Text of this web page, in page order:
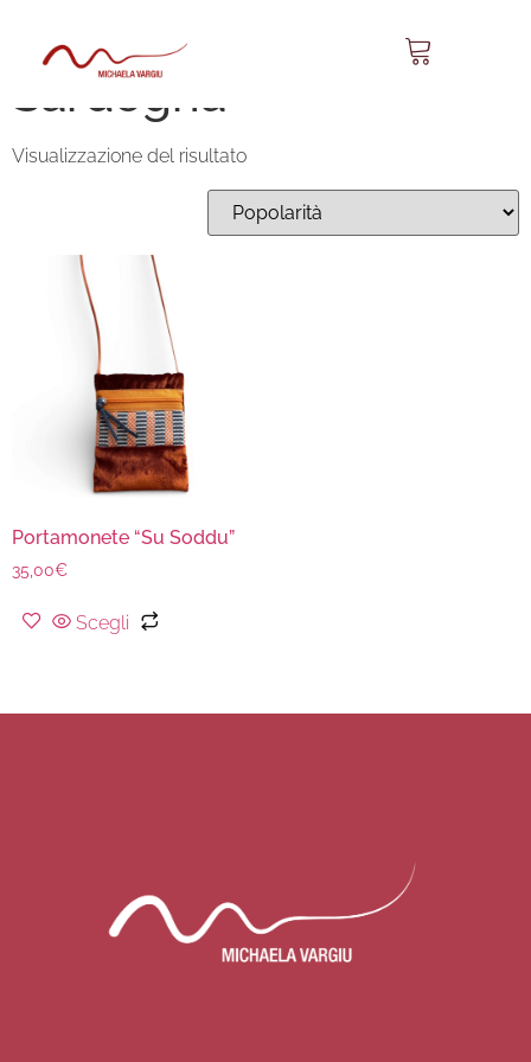
portamonete made in
Sardegna
Visualizzazione del risultato
Portamonete “Su Soddu”
35,00€
Scegli